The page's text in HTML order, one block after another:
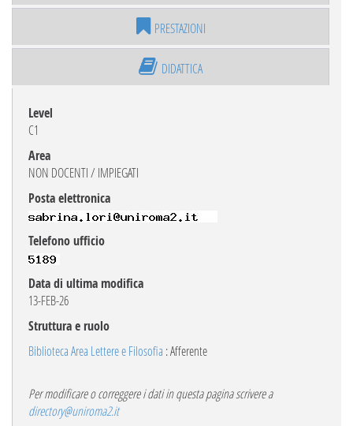
PRESTAZIONI
DIDATTICA
Level
C1
Area
NON DOCENTI / IMPIEGATI
Posta elettronica
Telefono ufficio
Data di ultima modifica
13-FEB-26
Struttura e ruolo
Biblioteca Area Lettere e Filosofia : Afferente
Per modificare o correggere i dati in questa pagina scrivere a
directory@uniroma2.it